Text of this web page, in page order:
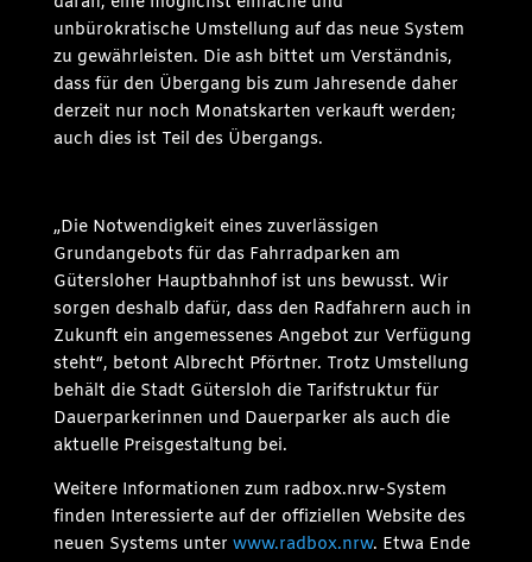
unbürokratische Umstellung auf das neue System
zu gewährleisten. Die ash bittet um Verständnis,
dass für den Übergang bis zum Jahresende daher
derzeit nur noch Monatskarten verkauft werden;
auch dies ist Teil des Übergangs.
„Die Notwendigkeit eines zuverlässigen
Grundangebots für das Fahrradparken am
Gütersloher Hauptbahnhof ist uns bewusst. Wir
sorgen deshalb dafür, dass den Radfahrern auch in
Zukunft ein angemessenes Angebot zur Verfügung
steht“, betont Albrecht Pförtner. Trotz Umstellung
behält die Stadt Gütersloh die Tarifstruktur für
Dauerparkerinnen und Dauerparker als auch die
aktuelle Preisgestaltung bei.
Weitere Informationen zum radbox.nrw-System
finden Interessierte auf der offiziellen Website des
neuen Systems unter www.radbox.nrw. Etwa Ende